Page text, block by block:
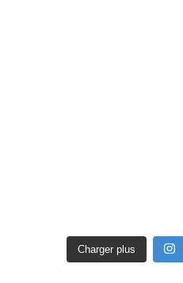
Charger plus